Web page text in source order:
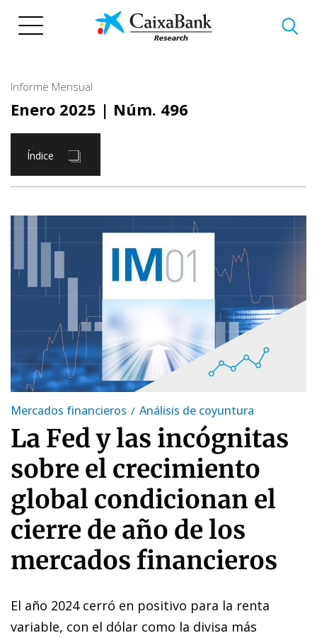
Informe Mensual
Enero 2025 | Núm. 496
Índice
Mercados financieros Análisis de coyuntura
La Fed y las incógnitas
sobre el crecimiento
global condicionan el
cierre de año de los
mercados financieros
El año 2024 cerró en positivo para la renta
variable, con el dólar como la divisa más